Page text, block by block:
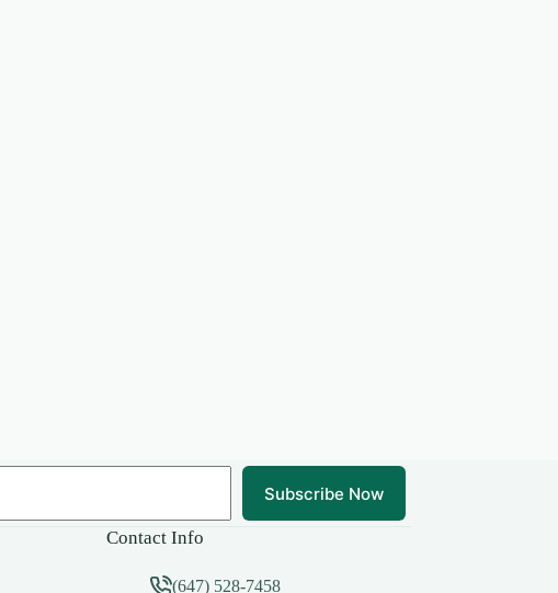
Subscribe Now
Contact Info
(647) 528-7458